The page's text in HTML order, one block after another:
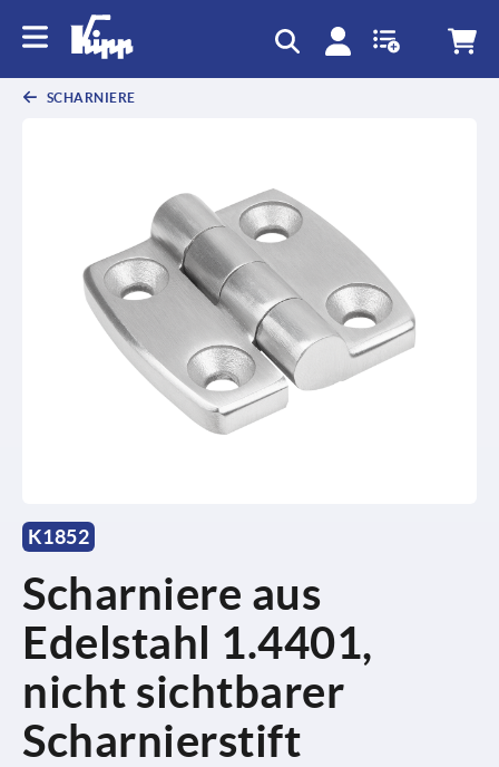
SCHARNIERE
K1852
Scharniere aus
Edelstahl 1.4401,
nicht sichtbarer
Scharnierstift